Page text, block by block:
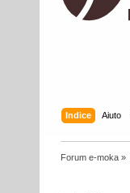
Indice Aiuto
Forum e-moka »